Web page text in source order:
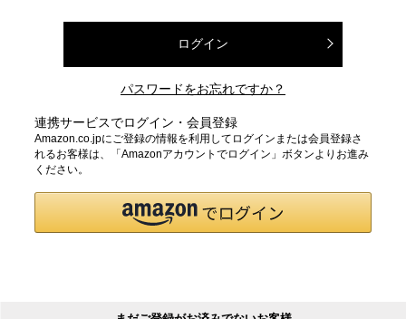
ログイン
パスワードをお忘れですか？
連携サービスでログイン・会員登録
Amazon.co.jpにご登録の情報を利用してログインまたは会員登録さ
れるお客様は、「Amazonアカウントでログイン」ボタンよりお進み
ください。